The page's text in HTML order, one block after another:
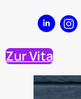
Zur Vita